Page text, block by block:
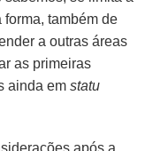
também de
a outras áreas
as primeiras
ainda emstatu
após a